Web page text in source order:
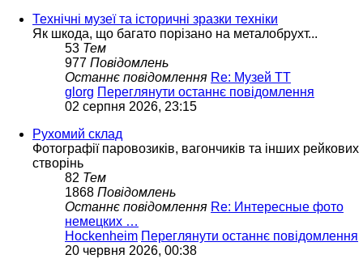
Технічні музеї та історичні зразки техніки
Як шкода, що багато порізано на металобрухт...
53 Тем
977 Повідомлень
Останнє повідомлення Re: Музей ТТ
glorg Переглянути останнє повідомлення
02 серпня 2026, 23:15
Рухомий склад
Фотографії паровозиків, вагончиків та інших рейкових
створінь
82 Тем
1868 Повідомлень
Останнє повідомлення Re: Интересные фото
немецких …
Hockenheim Переглянути останнє повідомлення
20 червня 2026, 00:38